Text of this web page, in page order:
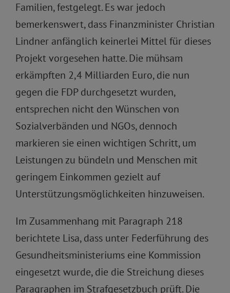
Familien, festgelegt. Es war jedoch
bemerkenswert, dass Finanzminister Christian
Lindner anfänglich keinerlei Mittel für dieses
Projekt vorgesehen hatte. Die mühsam
erkämpften 2,4 Milliarden Euro, die nun
gegen die FDP durchgesetzt wurden,
entsprechen nicht den Wünschen von
Sozialverbänden und NGOs, dennoch
markieren sie einen wichtigen Schritt, um
Leistungen zu bündeln und Menschen mit
geringem Einkommen gezielt auf
Unterstützungsmöglichkeiten hinzuweisen.
Im Zusammenhang mit Paragraph 218
berichtete Lisa, dass unter Federführung des
Gesundheitsministeriums eine Kommission
eingesetzt wurde, die die Streichung dieses
Paragraphen im Strafgesetzbuch prüft. Die